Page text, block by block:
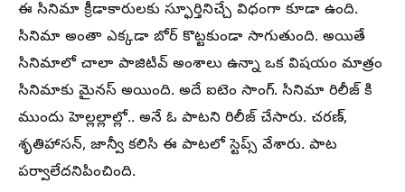
ఈ సినిమా క్రీడాకారులకు స్ఫూర్తినిచ్చే విధంగా కూడా ఉంది.
సినిమా అంతా ఎక్కడా బోర్ కొట్టకుండా సాగుతుంది. అయితే
సినిమాలో చాలా పాజిటివ్ అంశాలు ఉన్నా ఒక విషయం మాత్రం
సినిమాకు మైనస్ అయింది. అదే ఐటెం సాంగ్. సినిమా రిలీజ్ కి
ముందు హెల్లల్లాల్లో.. అనే ఓ పాటని రిలీజ్ చేసారు. చరణ్,
శృతిహాసన్, జాన్వీ కలిసి ఈ పాటలో స్టెప్స్ వేశారు. పాట
పర్వాలేదనిపించింది.